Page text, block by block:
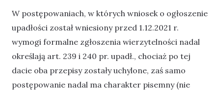
W postępowaniach, w których wniosek o ogłoszenie
upadłości został wniesiony przed 1.12.2021 r.
wymogi formalne zgłoszenia wierzytelności nadal
określają art. 239 i 240 pr. upadł., chociaż po tej
dacie oba przepisy zostały uchylone, zaś samo
postępowanie nadal ma charakter pisemny (nie